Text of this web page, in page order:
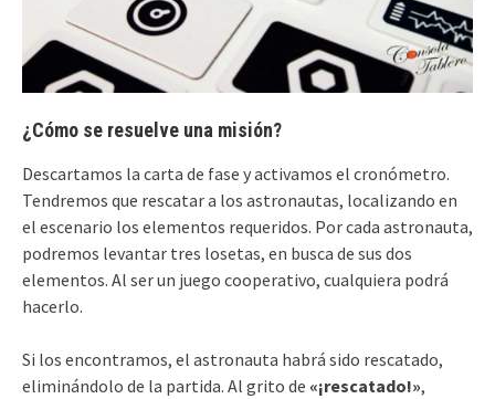
¿Cómo se resuelve una misión?
Descartamos la carta de fase y activamos el cronómetro.
Tendremos que rescatar a los astronautas, localizando en
el escenario los elementos requeridos. Por cada astronauta,
podremos levantar tres losetas, en busca de sus dos
elementos. Al ser un juego cooperativo, cualquiera podrá
hacerlo.
Si los encontramos, el astronauta habrá sido rescatado,
eliminándolo de la partida. Al grito de «¡rescatado!»,